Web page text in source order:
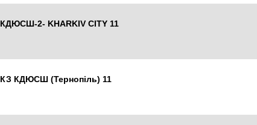
КДЮСШ-2- KHARKIV CITY 11
КЗ КДЮСШ (Тернопіль) 11